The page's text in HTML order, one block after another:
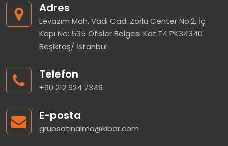
Adres
Levazım Mah. Vadi Cad. Zorlu Center No:2, İç
Kapı No: 535 Ofisler Bölgesi Kat:T4 PK34340
Beşiktaş/ İstanbul
Telefon
+90 212 924 7346
E-posta
grupsatinalma@kibar.com